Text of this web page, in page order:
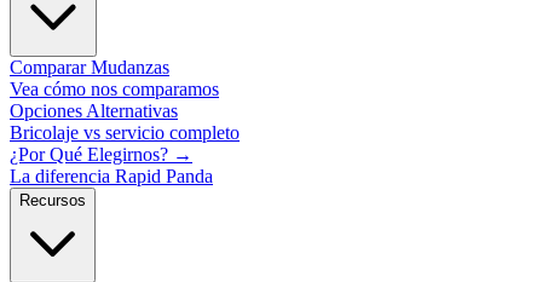
Comparar Mudanzas
Vea cómo nos comparamos
Opciones Alternativas
Bricolaje vs servicio completo
¿Por Qué Elegirnos? →
La diferencia Rapid Panda
Recursos